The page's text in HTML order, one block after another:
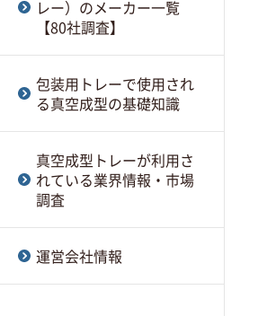
レー）のメーカー一覧
【80社調査】
株式会社サンプラスト三
笠
梅田真空包装株式会社
日本プラスチック工業株
式会社
TSK株式会社
刈谷紙器
A-MIZUTANI
包装用トレーで使用され
る真空成型の基礎知識
法
真空成形における印刷成
型とは
真空成形トレーの試作
真空成形で発生する不具
合とは？
真空成形とRIM成形の違い
真空成型トレーが利用さ
れている業界情報・市場
調査
トレー
電子部品・精密機器にお
ける真空成型トレー
医療業界における真空成
食品業界における真空成
形トレー
大型部品用の厚物トレー
が求められる真空成形ト
運営会社情報